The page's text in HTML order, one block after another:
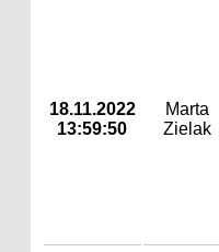
18.11.2022
13:59:50
Marta
Zielak